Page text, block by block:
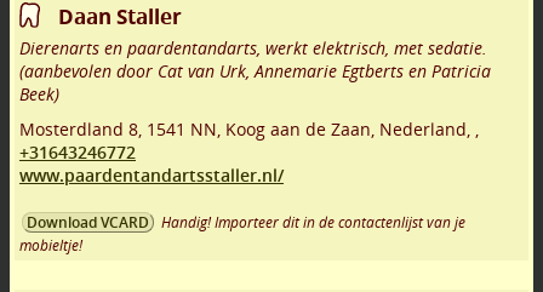
Daan Staller
Dierenarts en paardentandarts, werkt elektrisch, met sedatie.
(aanbevolen door Cat van Urk, Annemarie Egtberts en Patricia
Beek)
Mosterdland 8 1541 NN Koog aan de Zaan Nederland,
+31643246772
www.paardentandartsstaller.nl/
Download VCARD
Handig! Importeer dit in de contactenlijst van je
mobieltje!